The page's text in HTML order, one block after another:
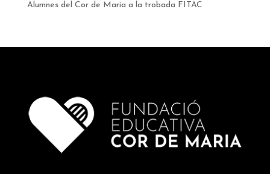
Alumnes del Cor de Maria a la trobada FITAC